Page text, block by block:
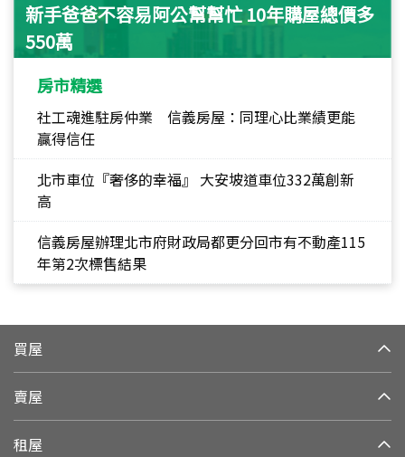
新手爸爸不容易阿公幫幫忙 10年購屋總價多
550萬
房市精選
社工魂進駐房仲業 信義房屋：同理心比業績更能
贏得信任
北市車位『奢侈的幸福』 大安坡道車位332萬創新
高
信義房屋辦理北市府財政局都更分回市有不動產115
年第2次標售結果
買屋
賣屋
租屋